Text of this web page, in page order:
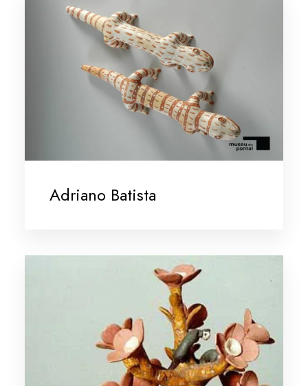
Adriano Batista